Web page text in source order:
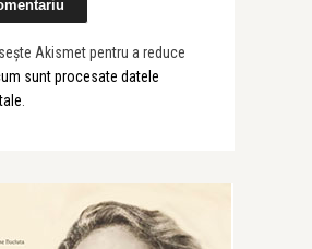
Akismet pentru a reduce
sunt procesate datele